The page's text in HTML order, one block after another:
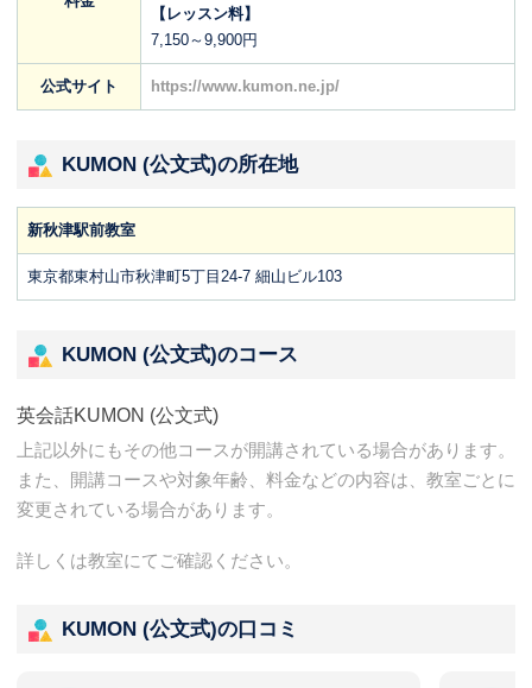
【レッスン料】
7,150～9,900円
公式サイト https://www.kumon.ne.jp/
KUMON (公文式)の所在地
新秋津駅前教室
東京都東村山市秋津町5丁目24-7 細山ビル103
KUMON (公文式)のコース
英会話KUMON (公文式)
上記以外にもその他コースが開講されている場合があります。
また、開講コースや対象年齢、料金などの内容は、教室ごとに
変更されている場合があります。
詳しくは教室にてご確認ください。
KUMON (公文式)の口コミ